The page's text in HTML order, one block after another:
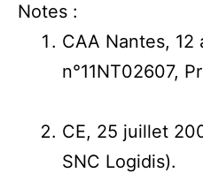
Notes :
CAA Nantes, 12
n°11NT02607,
CE, 25 juillet
SNC Logidis).